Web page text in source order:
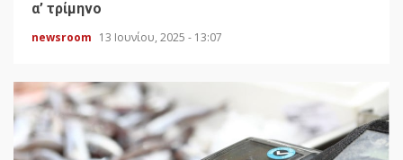
α’ τρίμηνο
newsroom 13 Ιουνίου, 2025 - 13:07